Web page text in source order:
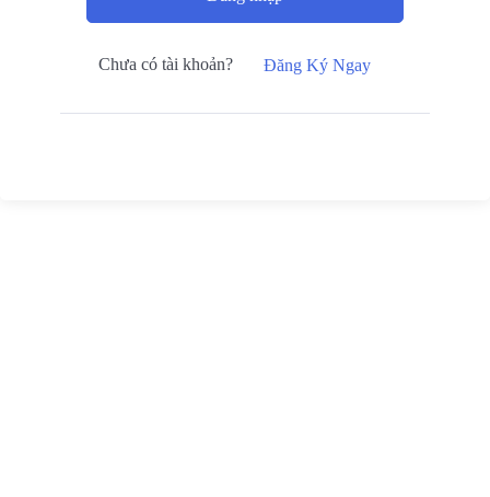
Chưa có tài khoản? Đăng Ký Ngay